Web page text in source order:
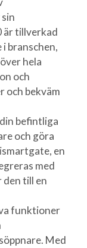
är tillverkad
branschen,
hela
och
och bekväm
befintliga
och göra
en
med
den till en
funktioner
Med